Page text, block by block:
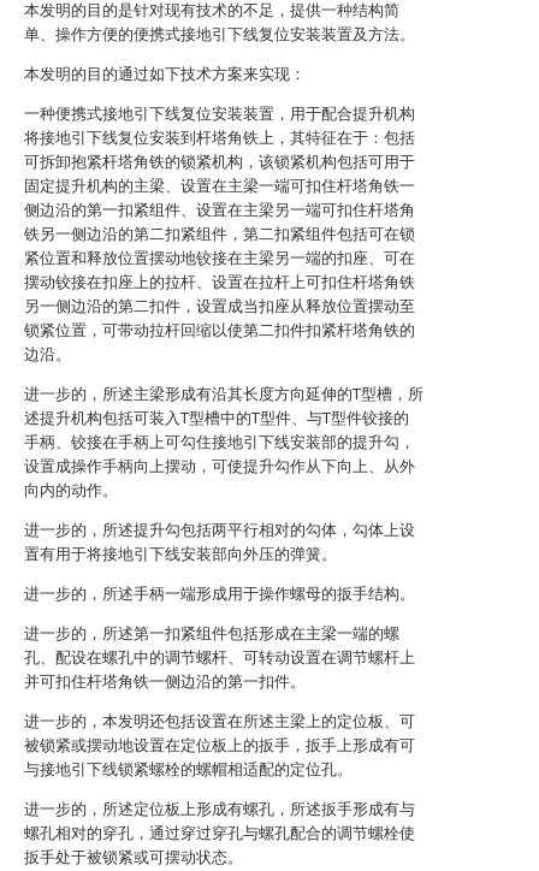
本发明的目的是针对现有技术的不足，提供一种结构简
单、操作方便的便携式接地引下线复位安装装置及方法。
本发明的目的通过如下技术方案来实现：
一种便携式接地引下线复位安装装置，用于配合提升机构
将接地引下线复位安装到杆塔角铁上，其特征在于：包括
可拆卸抱紧杆塔角铁的锁紧机构，该锁紧机构包括可用于
固定提升机构的主梁、设置在主梁一端可扣住杆塔角铁一
侧边沿的第一扣紧组件、设置在主梁另一端可扣住杆塔角
铁另一侧边沿的第二扣紧组件，第二扣紧组件包括可在锁
紧位置和释放位置摆动地铰接在主梁另一端的扣座、可在
摆动铰接在扣座上的拉杆、设置在拉杆上可扣住杆塔角铁
另一侧边沿的第二扣件，设置成当扣座从释放位置摆动至
锁紧位置，可带动拉杆回缩以使第二扣件扣紧杆塔角铁的
边沿。
进一步的，所述主梁形成有沿其长度方向延伸的T型槽，所
述提升机构包括可装入T型槽中的T型件、与T型件铰接的
手柄、铰接在手柄上可勾住接地引下线安装部的提升勾，
设置成操作手柄向上摆动，可使提升勾作从下向上、从外
向内的动作。
进一步的，所述提升勾包括两平行相对的勾体，勾体上设
置有用于将接地引下线安装部向外压的弹簧。
进一步的，所述手柄一端形成用于操作螺母的扳手结构。
进一步的，所述第一扣紧组件包括形成在主梁一端的螺
孔、配设在螺孔中的调节螺杆、可转动设置在调节螺杆上
并可扣住杆塔角铁一侧边沿的第一扣件。
进一步的，本发明还包括设置在所述主梁上的定位板、可
被锁紧或摆动地设置在定位板上的扳手，扳手上形成有可
与接地引下线锁紧螺栓的螺帽相适配的定位孔。
进一步的，所述定位板上形成有螺孔，所述扳手形成有与
螺孔相对的穿孔，通过穿过穿孔与螺孔配合的调节螺栓使
扳手处于被锁紧或可摆动状态。